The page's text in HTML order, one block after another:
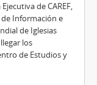
de CAREF,
de Información e
de Iglesias
los
de Estudios y